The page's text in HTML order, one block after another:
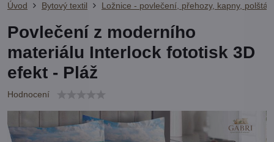
Úvod Bytový textil Ložnice - povlečení, přehozy, kapny,
Povlečení z moderního
materiálu Interlock fototisk 3D
efekt - Pláž
Hodnocení